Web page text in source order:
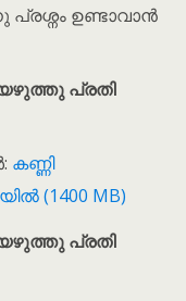
ഉണ്ടാവാൻ
പ്രതി
കണ്ണി
(1400 MB)
പ്രതി